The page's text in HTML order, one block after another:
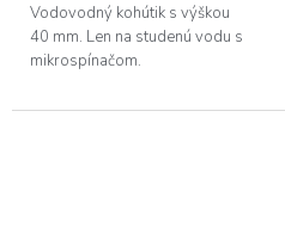
Vodovodný kohútik s výškou
40 mm. Len na studenú vodu s
mikrospínačom.